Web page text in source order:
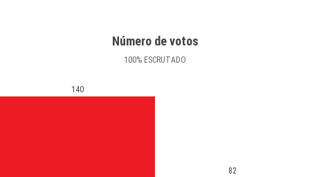
Número de votos
100% ESCRUTADO
140
82